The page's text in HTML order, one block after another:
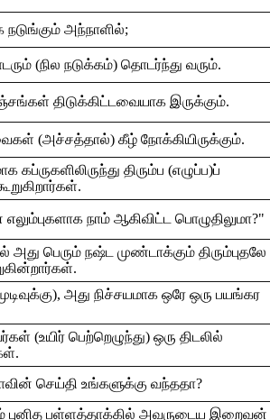
நடுங்கும் அந்நாளில்;
(நில நடுக்கம்) தொடர்ந்து வரும்.
திடுக்கிட்டவையாக இருக்கும்.
(அச்சத்தால்) கீழ் நோக்கியிருக்கும்.
கப்ருகளிலிருந்து திரும்ப (எழுப்ப)ப்
நாம் ஆகிவிட்ட பொழுதிலுமா?"
அது பெரும் நஷ்ட முண்டாக்கும் திரும்புதலே
அது நிச்சயமாக ஒரே ஒரு பயங்கர
(உயிர் பெற்றெழுந்து) ஒரு திடலில்
செய்தி உங்களுக்கு வந்ததா?
புனித பள்ளத்தாக்கில் அவருடைய இறைவன்